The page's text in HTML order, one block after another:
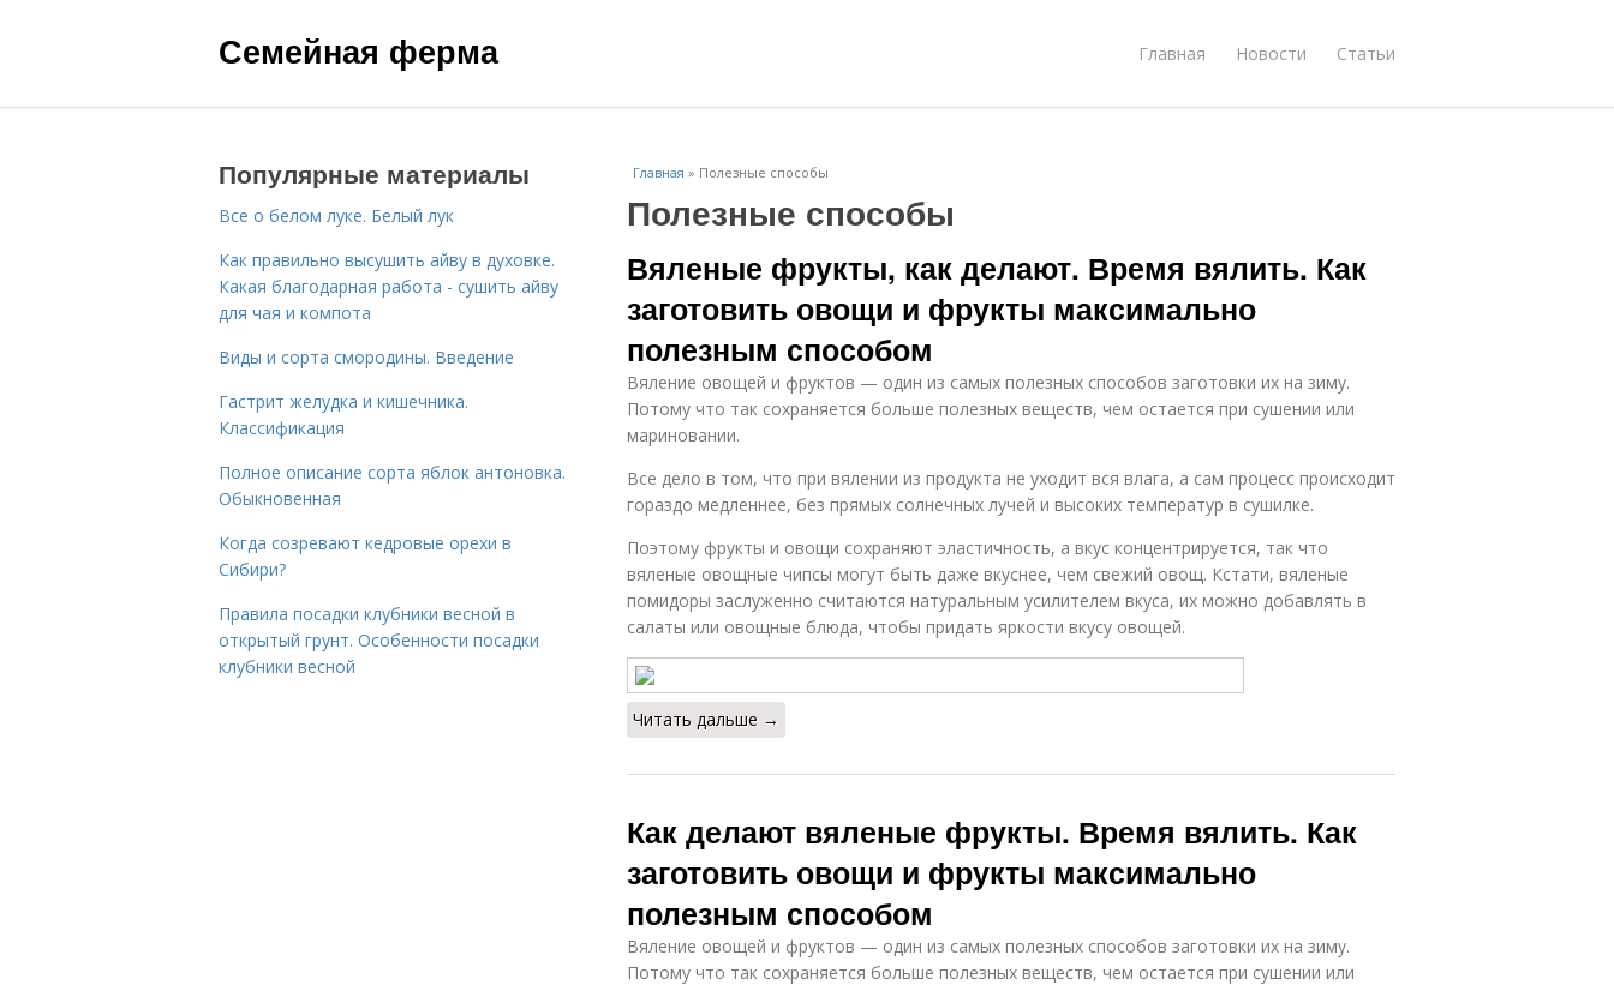
Семейная ферма Главная Новости Статьи
Главная » Полезные способы
Полезные способы
Вяленые фрукты, как делают. Время вялить. Как
заготовить овощи и фрукты максимально
полезным способом
Вяление овощей и фруктов — один из самых полезных способов заготовки их на зиму.
Потому что так сохраняется больше полезных веществ, чем остается при сушении или
мариновании.
Все дело в том, что при вялении из продукта не уходит вся влага, а сам процесс происходит
гораздо медленнее, без прямых солнечных лучей и высоких температур в сушилке.
Поэтому фрукты и овощи сохраняют эластичность, а вкус концентрируется, так что
вяленые овощные чипсы могут быть даже вкуснее, чем свежий овощ. Кстати, вяленые
помидоры заслуженно считаются натуральным усилителем вкуса, их можно добавлять в
салаты или овощные блюда, чтобы придать яркости вкусу овощей.
Читать дальше →
Как делают вяленые фрукты. Время вялить. Как
заготовить овощи и фрукты максимально
полезным способом
Вяление овощей и фруктов — один из самых полезных способов заготовки их на зиму.
Потому что так сохраняется больше полезных веществ, чем остается при сушении или
Популярные материалы
Все о белом луке. Белый лук
Как правильно высушить айву в духовке.
Какая благодарная работа - сушить айву
для чая и компота
Виды и сорта смородины. Введение
Гастрит желудка и кишечника.
Классификация
Полное описание сорта яблок антоновка.
Обыкновенная
Когда созревают кедровые орехи в
Сибири?
Правила посадки клубники весной в
открытый грунт. Особенности посадки
клубники весной